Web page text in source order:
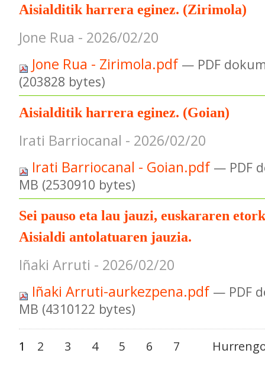
Aisialditik harrera eginez. (Zirimola)
Jone Rua - 2026/02/20
Jone Rua - Zirimola.pdf — PDF
(203828 bytes)
Aisialditik harrera eginez. (Goian)
Irati Barriocanal - 2026/02/20
Irati Barriocanal - Goian.pdf — PDF
MB (2530910 bytes)
Sei pauso eta lau jauzi, euskararen
Aisialdi antolatuaren jauzia.
Iñaki Arruti - 2026/02/20
Iñaki Arruti-aurkezpena.pdf — PDF
MB (4310122 bytes)
1 2 3 4 5 6 7